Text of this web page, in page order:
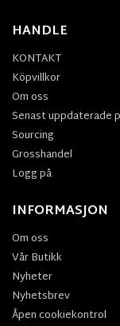
HANDLE
KONTAKT
Köpvillkor
Om oss
Senast uppdaterade
Sourcing
Grosshandel
Logg på
INFORMASJON
Om oss
Vår Butikk
Nyheter
Nyhetsbrev
Åpen cookiekontrol